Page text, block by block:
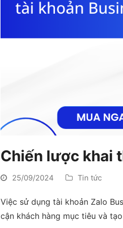
Chiến lược khai
25/09/2024 Tin tức
Việc sử dụng tài khoản Zalo
cận khách hàng mục tiêu và